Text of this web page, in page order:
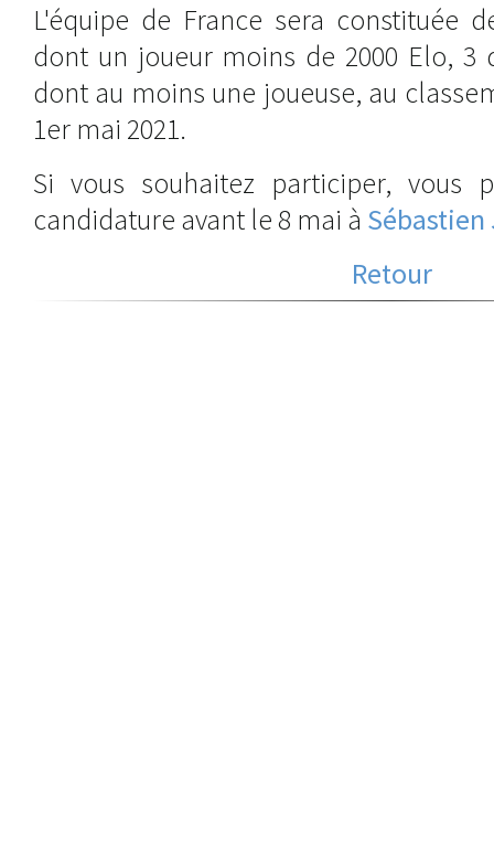
L'équipe de France sera constituée
dont un joueur moins de 2000 Elo, 3
dont au moins une joueuse, au
1er mai 2021.
Si vous souhaitez participer, vous
candidature avant le 8 mai à
Retour